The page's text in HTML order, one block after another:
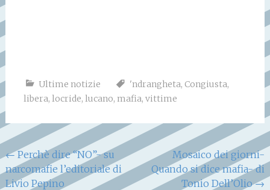
Ultime notizie 'ndrangheta, Congiusta,
libera, locride, lucano, mafia, vittime
Navigazione
articoli
←Perchè dire “NO”- su
narcomafie l’editoriale di
Livio Pepino
Mosaico dei giorni-
Quando si dice mafia- di
Tonio Dell’Olio→